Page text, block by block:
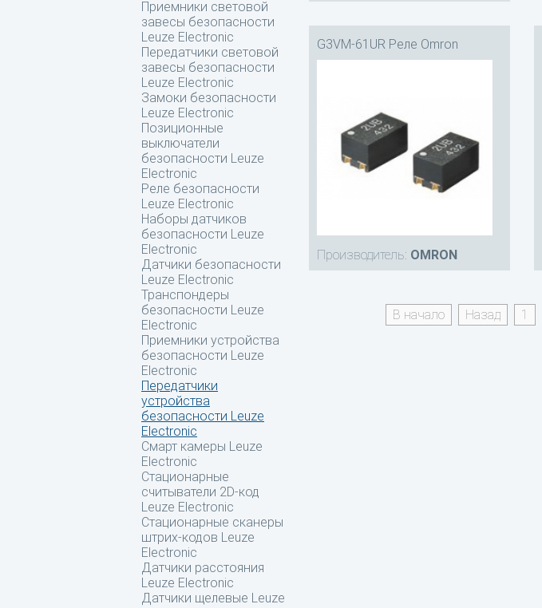
Приемники световой
завесы безопасности
Leuze Electronic
Передатчики световой
завесы безопасности
Leuze Electronic
Замоки безопасности
Leuze Electronic
Позиционные
выключатели
безопасности Leuze
Electronic
Реле безопасности
Leuze Electronic
Наборы датчиков
безопасности Leuze
Electronic
Датчики безопасности
Leuze Electronic
Транспондеры
безопасности Leuze
Electronic
Приемники устройства
безопасности Leuze
Electronic
Передатчики
устройства
безопасности Leuze
Electronic
Смарт камеры Leuze
Electronic
Стационарные
считыватели 2D-код
Leuze Electronic
Стационарные сканеры
штрих-кодов Leuze
Electronic
Датчики расстояния
Leuze Electronic
Датчики щелевые Leuze
G3VM-61UR Реле Omron
Производитель: OMRON
В начало Назад 1